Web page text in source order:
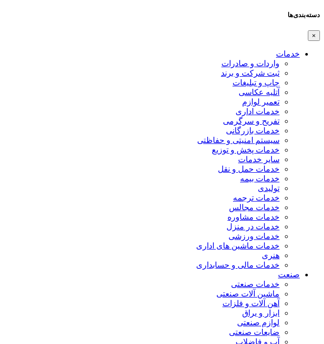
دسته‌بندی‌ها
×
خدمات
واردات و صادرات
ثبت شرکت و برند
چاپ و تبلیغات
آتلیه عکاسی
تعمیر لوازم
خدمات اداری
تفریح و سرگرمی
خدمات بازرگانی
سیستم امنیتی و حفاظتی
خدمات پخش و توزیع
سایر خدمات
خدمات حمل و نقل
خدمات بیمه
تولیدی
خدمات ترجمه
خدمات مجالس
خدمات مشاوره
خدمات در منزل
خدمات ورزشی
خدمات ماشین های اداری
هنری
خدمات مالی و حسابداری
صنعت
خدمات صنعتی
ماشین آلات صنعتی
آهن آلات و فلزات
ابزار و یراق
لوازم صنعتی
ضایعات صنعتی
آب و فاضلاب